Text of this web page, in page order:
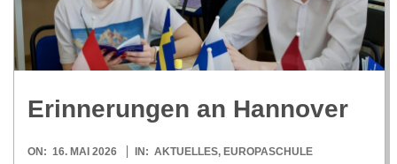
R
E
-
Erin­ne­run­gen an Hannover
2026-
ON: 16. MAI 2026 IN: AKTUELLES, EUROPASCHULE